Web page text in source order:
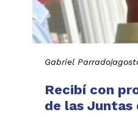
Gabriel Parrado|
Recibí con
de las Juntas